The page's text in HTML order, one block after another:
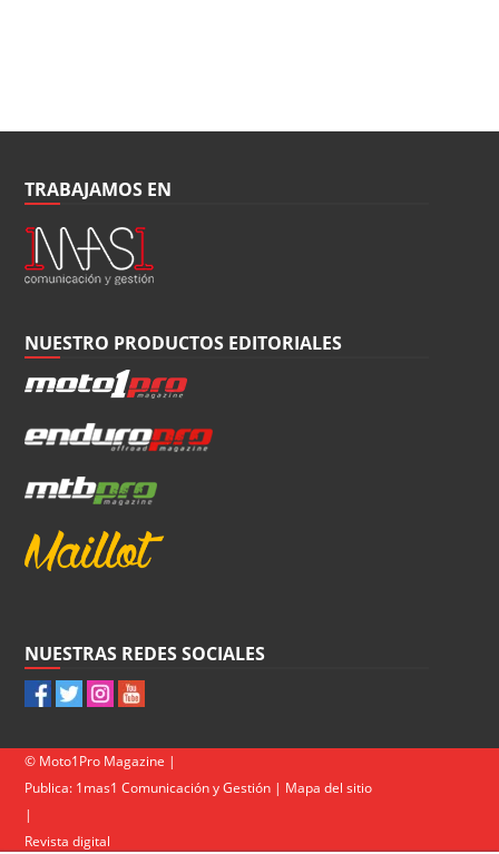
TRABAJAMOS EN
NUESTRO PRODUCTOS EDITORIALES
NUESTRAS REDES SOCIALES
© Moto1Pro Magazine |
Publica: 1mas1 Comunicación y Gestión | Mapa del sitio
|
Revista digital